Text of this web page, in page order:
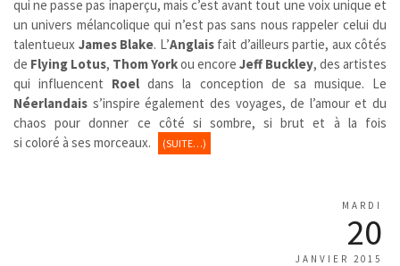
qui ne passe pas inaperçu, mais c’est avant tout une voix unique et
un univers mélancolique qui n’est pas sans nous rappeler celui du
talentueux James Blake. L’Anglaisfait d’ailleurs partie, aux côtés
de Flying Lotus, Thom Yorkou encore Jeff Buckley, des artistes
qui influencent Roel dans la conception de sa musique. Le
Néerlandais s’inspire également des voyages, de l’amour et du
chaos pour donner ce côté si sombre, si brut et à la fois
si coloré à ses morceaux.
(SUITE…)
MARDI
20
JANVIER 2015